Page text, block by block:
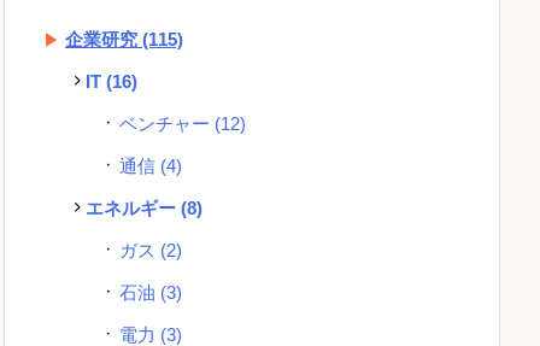
企業研究 (115)
IT (16)
ベンチャー (12)
通信 (4)
エネルギー (8)
ガス (2)
石油 (3)
電力 (3)